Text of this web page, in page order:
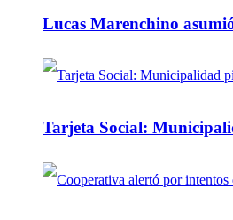
Lucas Marenchino
Tarjeta Social: